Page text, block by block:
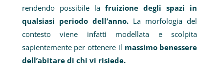
rendendo possibile lafruizione degli spazi in
qualsiasi periodo dell’anno.La morfologia del
contesto viene infatti modellata e scolpita
sapientemente per ottenere il massimo benessere
dell’abitare di chi vi risiede.